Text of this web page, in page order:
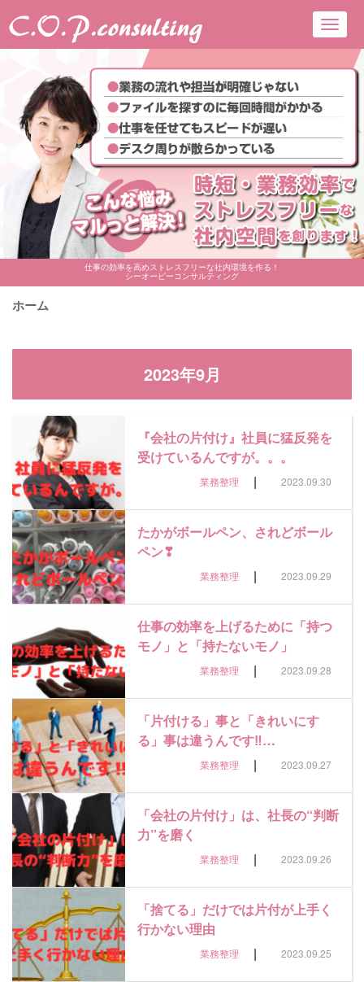
仕事の効率を高めストレスフリーな社内環境を作る！
シーオーピーコンサルティング
ホーム
2023年9月
『会社の片付け』社員に猛反発を
受けているんですが。。。
業務整理 | 2023.09.30
たかがボールペン、されどボール
ペン❣
業務整理 | 2023.09.29
仕事の効率を上げるために「持つ
モノ」と「持たないモノ」
業務整理 | 2023.09.28
「片付ける」事と「きれいにす
る」事は違うんです‼…
業務整理 | 2023.09.27
「会社の片付け」は、社長の“判断
力”を磨く
業務整理 | 2023.09.26
「捨てる」だけでは片付が上手く
行かない理由
業務整理 | 2023.09.25